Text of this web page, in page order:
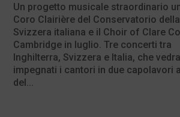
Un progetto musicale straordinario
Coro Clairière del Conservatorio della
Svizzera italiana e il Choir of Clare
Cambridge in luglio. Tre concerti tra
Inghilterra, Svizzera e Italia, che
impegnati i cantori in due capolavori
del...